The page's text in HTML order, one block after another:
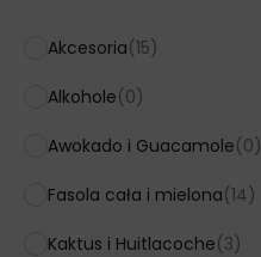
Akcesoria(15)
Alkohole(0)
Awokado i Guacamole(0)
Fasola cała i mielona(14)
Kaktus i Huitlacoche(3)